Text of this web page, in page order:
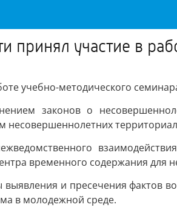
принял участие в
учебно-методического
законов о
несовершеннолетних
временного содержания для
и пресечения фактов
в молодежной среде.